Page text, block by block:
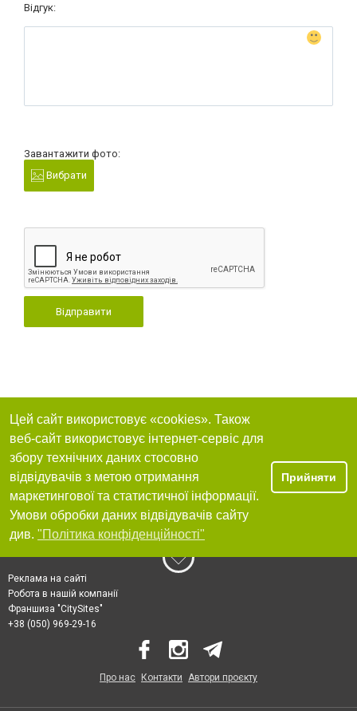
Відгук:
Завантажити фото:
Вибрати
Відправити
Цей сайт використовує «cookies». Також
веб-сайт використовує інтернет-сервіс для
збору технічних даних стосовно
відвідувачів з метою отримання
маркетингової та статистичної інформації.
Умови обробки даних відвідувачів сайту
див. "Політика конфіденційності"
Прийняти
Реклама на сайті
Робота в нашій компанії
Франшиза "CitySites"
+38 (050) 969-29-16
Про нас Контакти Автори проєкту